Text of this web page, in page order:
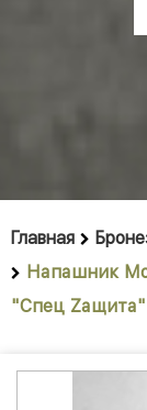
Главная
Напашник
"Спец Zащита"